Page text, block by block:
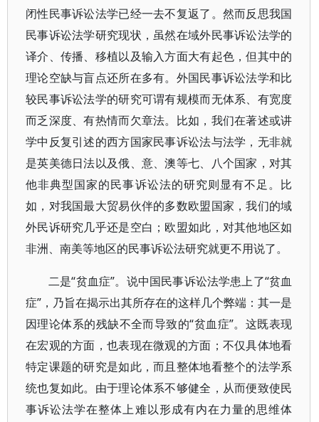
闭性民事诉讼法学已经一去不复返了。然而反思我国
民事诉讼法学研究现状，虽然在域外民事诉讼法学的
译介、传播、移植以及输入方面大有起色，但其中的
理论空缺与盲点还所在多有。外国民事诉讼法学和比
较民事诉讼法学的研究可谓有规模而无体系、有宽度
而乏深度、有热情而欠章法。比如，我们在著述或讲
学中反复引述的西方国家民事诉讼法与法学，无非就
是英美德日法以及俄、意、澳等七、八个国家，对其
他非典型国家的民事诉讼法的研究则显有不足。比
如，对我国最大贸易伙伴的多数欧盟国家，我们的域
外民诉研究几乎还是空白；欧盟如此，对其他地区如
非洲、南美等地区的民事诉讼法研究就更不用说了。
二是“贫血症”。说中国民事诉讼法学患上了“贫血
症”，乃旨在揭示出其所存在的这样几个弊端：其一是
因理论体系的残缺不全而导致的“贫血症”。这既表现
在宏观的方面，也表现在微观的方面；不仅具体地看
特定课题的研究是如此，而且整体地看整个的法学系
统也复如此。由于理论体系不够健全，从而便致使民
事诉讼法学在整体上难以形成有内在力量的思维体